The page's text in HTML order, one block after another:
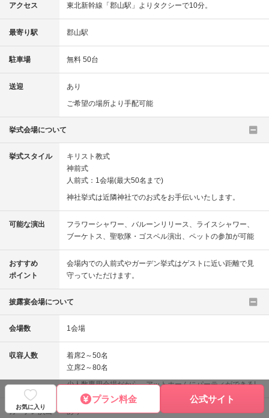
アクセス 東北新幹線「郡山駅」よりタクシーで10分。
最寄り駅 郡山駅
駐車場 無料 50台
送迎
あり
ご希望の場所より手配可能
挙式会場について
挙式スタイル
キリスト教式
神前式
人前式：1会場(最大50名まで)
神社挙式は近隣神社でのお式をお手伝いいたします。
可能な演出 フラワーシャワー バルーンリリース
ライスシャワー
ブーケトス
聖歌隊・ゴスペル演出 ペットの参加が可能
おすすめ
ポイント
会場内での人前式やガーデン挙式はゲストに近い距離で見
守っていただけます。
披露宴会場について
会場数 1会場
収容人数
着席2～50名
立席2～80名
少人数専用会場だから、アットホームにパーティができる!
ガーデン演出 あり
お気に入り
プラン料金 公式サイト